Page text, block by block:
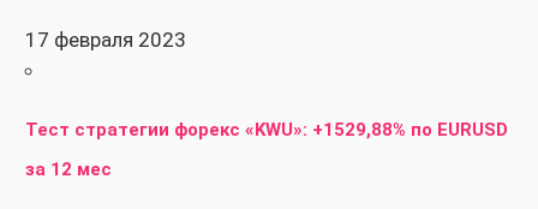
17 февраля 2023
Тест стратегии форекс «KWU»: +1529,88% по EURUSD
за 12 мес